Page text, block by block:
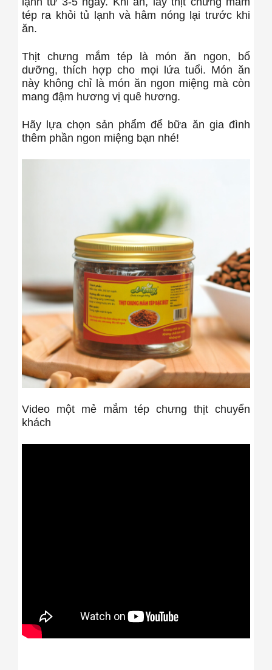
tép ra khỏi tủ lạnh và hâm nóng lại trước khi
ăn.
Thịt chưng mắm tép là món ăn ngon, bổ
dưỡng, thích hợp cho mọi lứa tuổi. Món ăn
này không chỉ là món ăn ngon miệng mà còn
mang đậm hương vị quê hương.
Hãy lựa chọn sản phẩm để bữa ăn gia đình
thêm phần ngon miệng bạn nhé!
Video một mẻ mắm tép chưng thịt chuyển
khách